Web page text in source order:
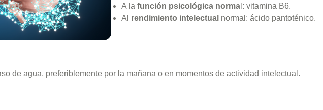
A la función psicológica norma l: vitamina B6.
Al rendimiento intelectual normal: ácido pantoténico.
de agua, preferiblemente por la mañana o en momentos de actividad intelectual.